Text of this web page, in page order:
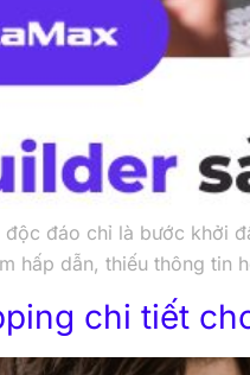
đáo chỉ là bước khởi
hấp dẫn, thiếu thông
chi tiết